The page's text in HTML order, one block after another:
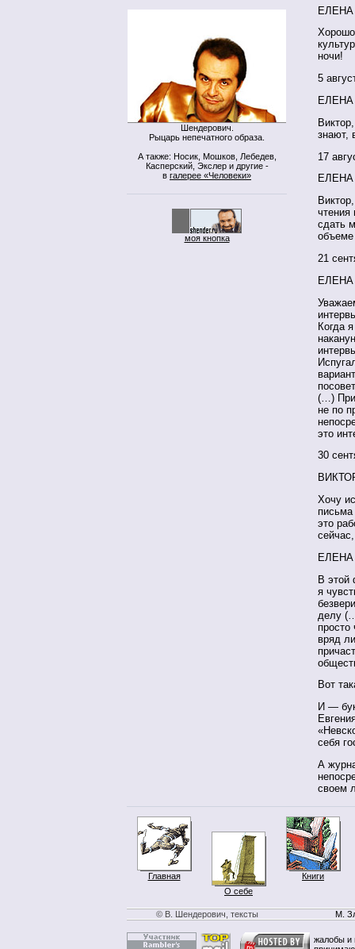
Шендерович.
Рыцарь непечатного образа.
А также: Носик, Мошков, Лебедев,
Касперский, Экслер и другие -
в галерее «Человеки»
моя кнопка
ЕЛЕНА
ночи!
5
ЕЛЕНА
знают,
17
ЕЛЕНА
чтения
сдать
объеме
21
ЕЛЕНА
Когда
(…)
не по
это
30
Хочу
это
ЕЛЕНА
В этой
я
делу
просто
вряд
Вот
И —
себя
А
своем
Главная
О себе
Книги
© В. Шендерович, тексты М.
жалобы и